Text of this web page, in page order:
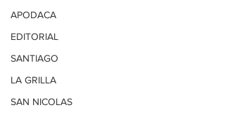
APODACA
EDITORIAL
SANTIAGO
LA GRILLA
SAN NICOLAS